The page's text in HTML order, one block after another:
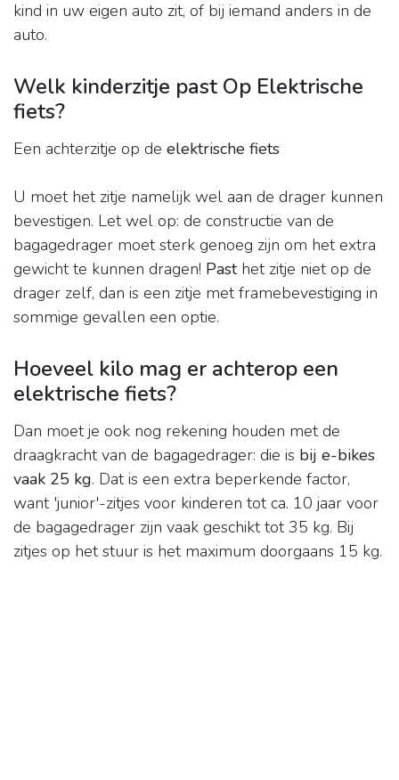
kind in uw eigen auto zit, of bij iemand anders in de
auto.
Welk kinderzitje past Op Elektrische
fiets?
Een achterzitje op de elektrische fiets
U moet het zitje namelijk wel aan de drager kunnen
bevestigen. Let wel op: de constructie van de
bagagedrager moet sterk genoeg zijn om het extra
gewicht te kunnen dragen! Pasthet zitje niet op de
drager zelf, dan is een zitje met framebevestiging in
sommige gevallen een optie.
Hoeveel kilo mag er achterop een
elektrische fiets?
Dan moet je ook nog rekening houden met de
draagkracht van de bagagedrager: die is bij e-bikes
vaak 25 kg. Dat is een extra beperkende factor,
want 'junior'-zitjes voor kinderen tot ca. 10 jaar voor
de bagagedrager zijn vaak geschikt tot 35 kg. Bij
zitjes op het stuur is het maximum doorgaans 15 kg.